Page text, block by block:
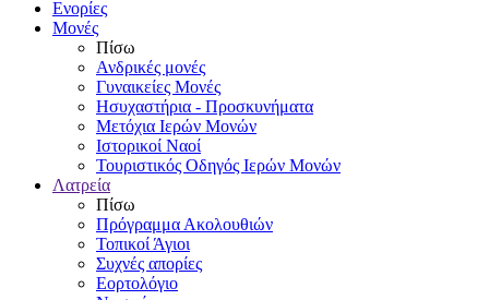
Ενορίες
Μονές
Πίσω
Ανδρικές μονές
Γυναικείες Μονές
Ησυχαστήρια - Προσκυνήματα
Μετόχια Ιερών Μονών
Ιστορικοί Ναοί
Τουριστικός Οδηγός Ιερών Μονών
Λατρεία
Πίσω
Πρόγραμμα Ακολουθιών
Τοπικοί Άγιοι
Συχνές απορίες
Εορτολόγιο